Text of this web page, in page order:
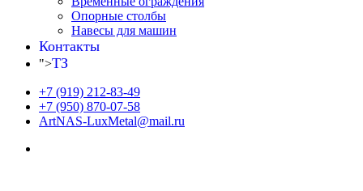
Опорные столбы
Навесы для машин
Контакты
">ТЗ
+7 (919) 212-83-49
+7 (950) 870-07-58
ArtNAS-LuxMetal@mail.ru